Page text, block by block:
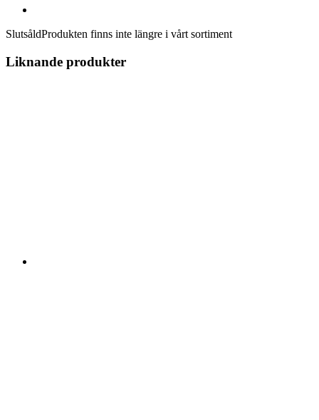
SlutsåldProdukten finns inte längre i vårt sortiment
Liknande produkter